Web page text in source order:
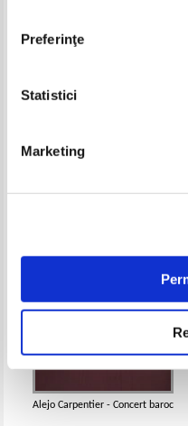
Preferinţe
Statistici
Marketing
Douglas Coupland - Miss
Adaugă în coș
Alejo Carpentier - Concert baroc